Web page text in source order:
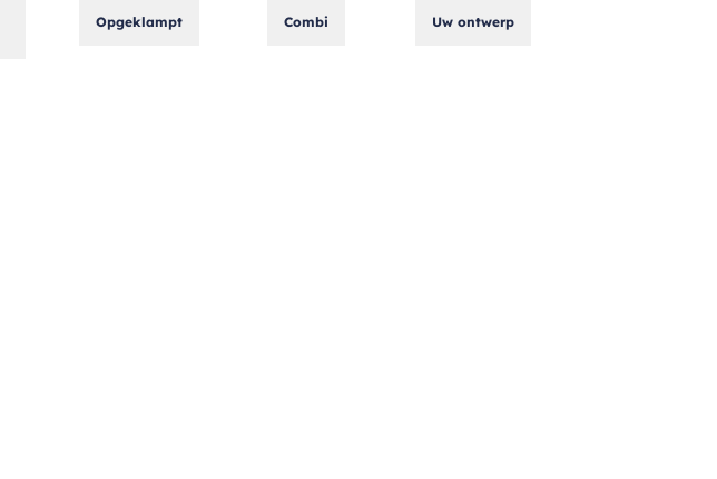
Opgeklampt Combi Uw ontwerp